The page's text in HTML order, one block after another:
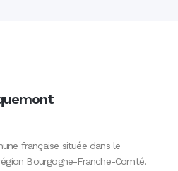
française située dans le
Bourgogne-Franche-Comté.